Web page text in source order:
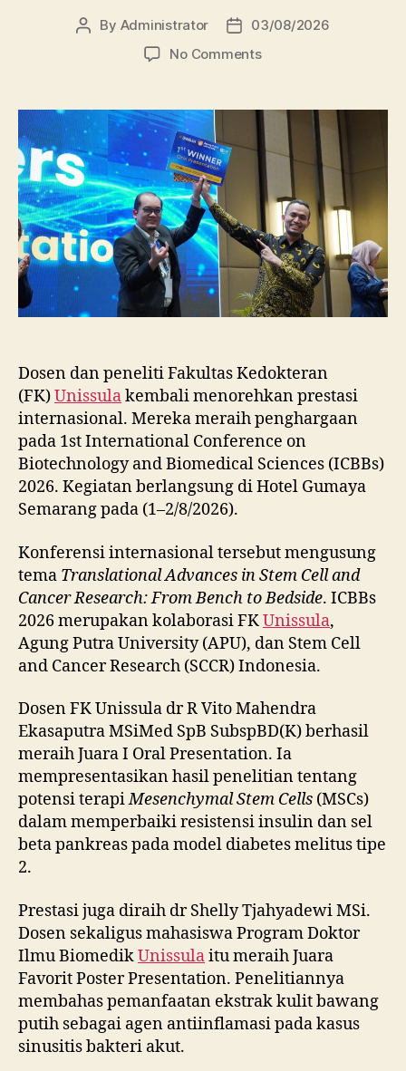
Post
By Administrator
Post
date
03/08/2026
No Commentson
Unissula
Raih
Penghargaan
Utama
di
Konferensi
Internasional
Dosen dan peneliti Fakultas Kedokteran
(FK)Unissulakembali menorehkan prestasi
internasional. Mereka meraih penghargaan
pada 1st International Conference on
Biotechnology and Biomedical Sciences (ICBBs)
2026. Kegiatan berlangsung di Hotel Gumaya
Semarang pada (1–2/8/2026).
Konferensi internasional tersebut mengusung
tema Translational Advances in Stem Cell and
Cancer Research: From Bench to Bedside. ICBBs
2026 merupakan kolaborasi FKUnissula,
Agung Putra University (APU), dan Stem Cell
and Cancer Research (SCCR) Indonesia.
Dosen FK Unissula dr R Vito Mahendra
Ekasaputra MSiMed SpB SubspBD(K) berhasil
meraih Juara I Oral Presentation. Ia
mempresentasikan hasil penelitian tentang
potensi terapiMesenchymal Stem Cells (MSCs)
dalam memperbaiki resistensi insulin dan sel
beta pankreas pada model diabetes melitus tipe
2.
Prestasi juga diraih dr Shelly Tjahyadewi MSi.
Dosen sekaligus mahasiswa Program Doktor
Ilmu BiomedikUnissulaitu meraih Juara
Favorit Poster Presentation. Penelitiannya
membahas pemanfaatan ekstrak kulit bawang
putih sebagai agen antiinflamasi pada kasus
sinusitis bakteri akut.